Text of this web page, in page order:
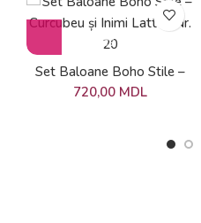
Set Baloane Boho Stile –
Curcubeu și Inimi Latte | Nr.
720,00 MDL